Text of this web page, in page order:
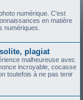
numérique. C'est
en matière
numériques.
plagiat
malheureuse avec
incroyable, cocasse
toutefois à ne pas tenir